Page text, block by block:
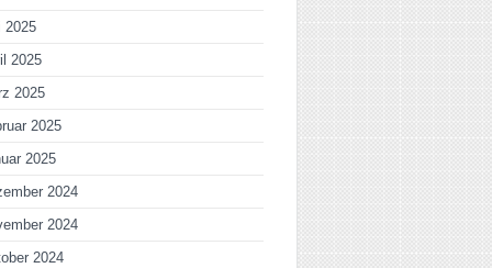
2025
2025
2025
2025
2025
2024
2024
2024